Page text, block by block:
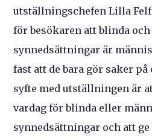
utställningschefen Lilla
för besökaren att blinda
synnedsättningar är
fast att de bara gör saker på
syfte med utställningen är
vardag för blinda eller
synnedsättningar och att